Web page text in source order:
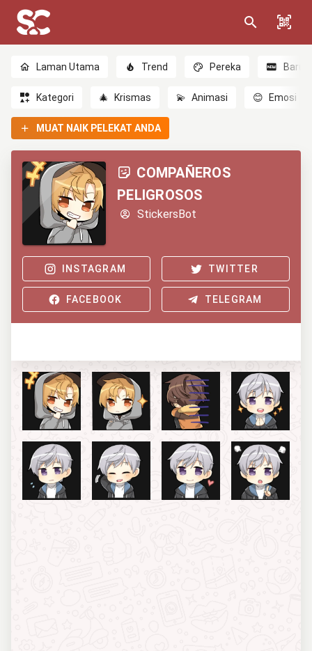
Laman Utama Trend Pereka Baru
Kategori 🎄 Krismas 💫 Animasi 😊 Emosi
MUAT NAIK PELEKAT ANDA
COMPAÑEROS
PELIGROSOS
StickersBot
INSTAGRAM TWITTER
FACEBOOK TELEGRAM